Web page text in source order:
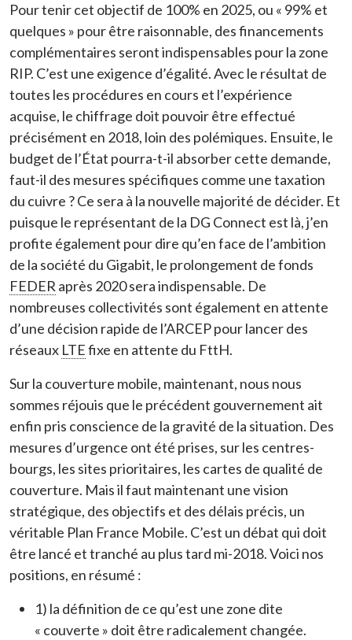
Pour tenir cet objectif de 100% en 2025, ou « 99% et
quelques » pour être raisonnable, des financements
complémentaires seront indispensables pour la zone
RIP. C’est une exigence d’égalité. Avec le résultat de
toutes les procédures en cours et l’expérience
acquise, le chiffrage doit pouvoir être effectué
précisément en 2018, loin des polémiques. Ensuite, le
budget de l’État pourra-t-il absorber cette demande,
faut-il des mesures spécifiques comme une taxation
du cuivre ? Ce sera à la nouvelle majorité de décider. Et
puisque le représentant de la DG Connect est là, j’en
profite également pour dire qu’en face de l’ambition
de la société du Gigabit, le prolongement de fonds
FEDER après 2020 sera indispensable. De
nombreuses collectivités sont également en attente
d’une décision rapide de l’ARCEP pour lancer des
réseaux LTEfixe en attente du FttH.
Sur la couverture mobile, maintenant, nous nous
sommes réjouis que le précédent gouvernement ait
enfin pris conscience de la gravité de la situation. Des
mesures d’urgence ont été prises, sur les centres-
bourgs, les sites prioritaires, les cartes de qualité de
couverture. Mais il faut maintenant une vision
stratégique, des objectifs et des délais précis, un
véritable Plan France Mobile. C’est un débat qui doit
être lancé et tranché au plus tard mi-2018. Voici nos
positions, en résumé :
1) la définition de ce qu’est une zone dite
« couverte » doit être radicalement changée.